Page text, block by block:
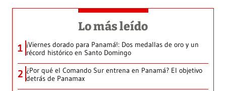
Lo más leído
1 ¡Viernes dorado para Panamá!: Dos medallas de oro y un
récord histórico en Santo Domingo
2 ¿Por qué el Comando Sur entrena en Panamá? El objetivo
detrás de Panamax